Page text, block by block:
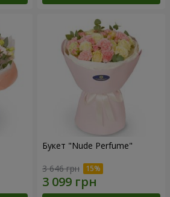
Букет "Nude Perfume"
3 646 грн